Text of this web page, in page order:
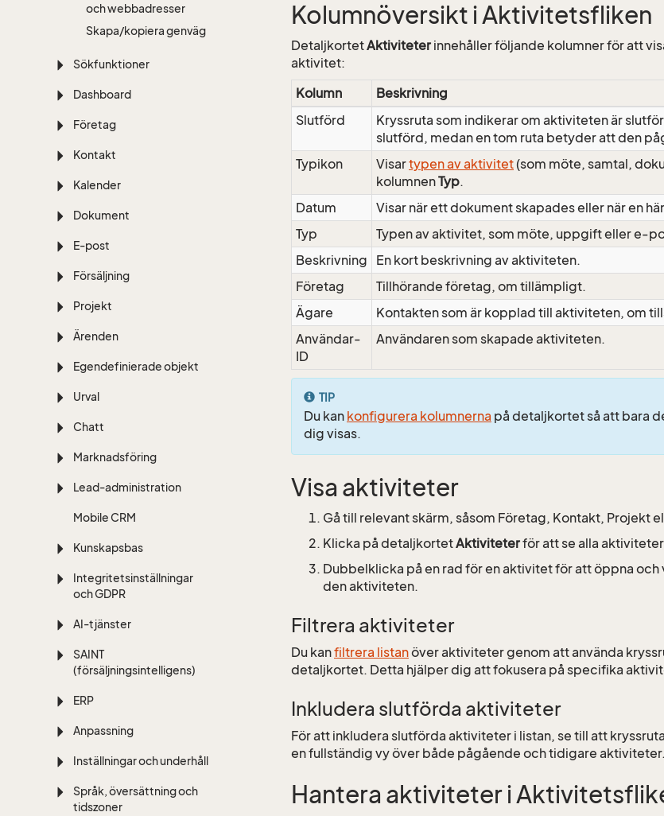
och webbadresser
Skapa/kopiera genväg
Sökfunktioner
Dashboard
Företag
Kontakt
Kalender
Dokument
E-post
Försäljning
Projekt
Ärenden
Egendefinierade objekt
Urval
Chatt
Marknadsföring
Lead-administration
Mobile CRM
Kunskapsbas
Integritetsinställningar
och GDPR
AI-tjänster
SAINT
(försäljningsintelligens)
ERP
Anpassning
Inställningar och underhåll
Språk, översättning och
tidszoner
Kolumnöversikt i Aktivitetsfliken
DetaljkortetAktiviteter innehåller följande kolumner för att
aktivitet:
Kolumn
Beskrivning
Slutförd
Kryssruta som indikerar om aktiviteten är
slutförd, medan en tom ruta betyder att den
Typikon
Visartypen av aktivitet(som möte, samtal,
kolumnenTyp.
Datum
Visar när ett dokument skapades eller när en
Typ
Typen av aktivitet, som möte, uppgift eller e-
Beskrivning
En kort beskrivning av aktiviteten.
Företag
Tillhörande företag, om tillämpligt.
Ägare
Kontakten som är kopplad till aktiviteten, om
Användar-
ID
Användaren som skapade aktiviteten.
TIP
Du kan konfigurera kolumnerna på detaljkortet så att bara
dig visas.
Visa aktiviteter
Gå till relevant skärm, såsom Företag, Kontakt, Projekt
Klicka på detaljkortetAktiviteterför att se alla
Dubbelklicka på en rad för en aktivitet för att öppna
den aktiviteten.
Filtrera aktiviteter
Du kanfiltrera listanöver aktiviteter genom att använda
detaljkortet. Detta hjälper dig att fokusera på specifika
Inkludera slutförda aktiviteter
För att inkludera slutförda aktiviteter i listan, se till att
en fullständig vy över både pågående och tidigare aktiviteter.
Hantera aktiviteter i